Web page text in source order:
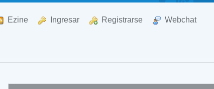
Ezine Ingresar Registrarse Webchat